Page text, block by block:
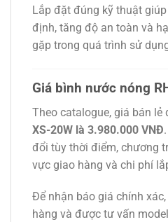
Lắp đặt đúng kỹ thuật
định, tăng độ an toàn và
gặp trong quá trình sử
Giá bình nước nóng
Theo catalogue, giá bán lẻ
XS-20W là 3.980.000 VNĐ
đổi tùy thời điểm, chương
vực giao hàng và chi phí
Để nhận báo giá chính
hàng và được tư vấn